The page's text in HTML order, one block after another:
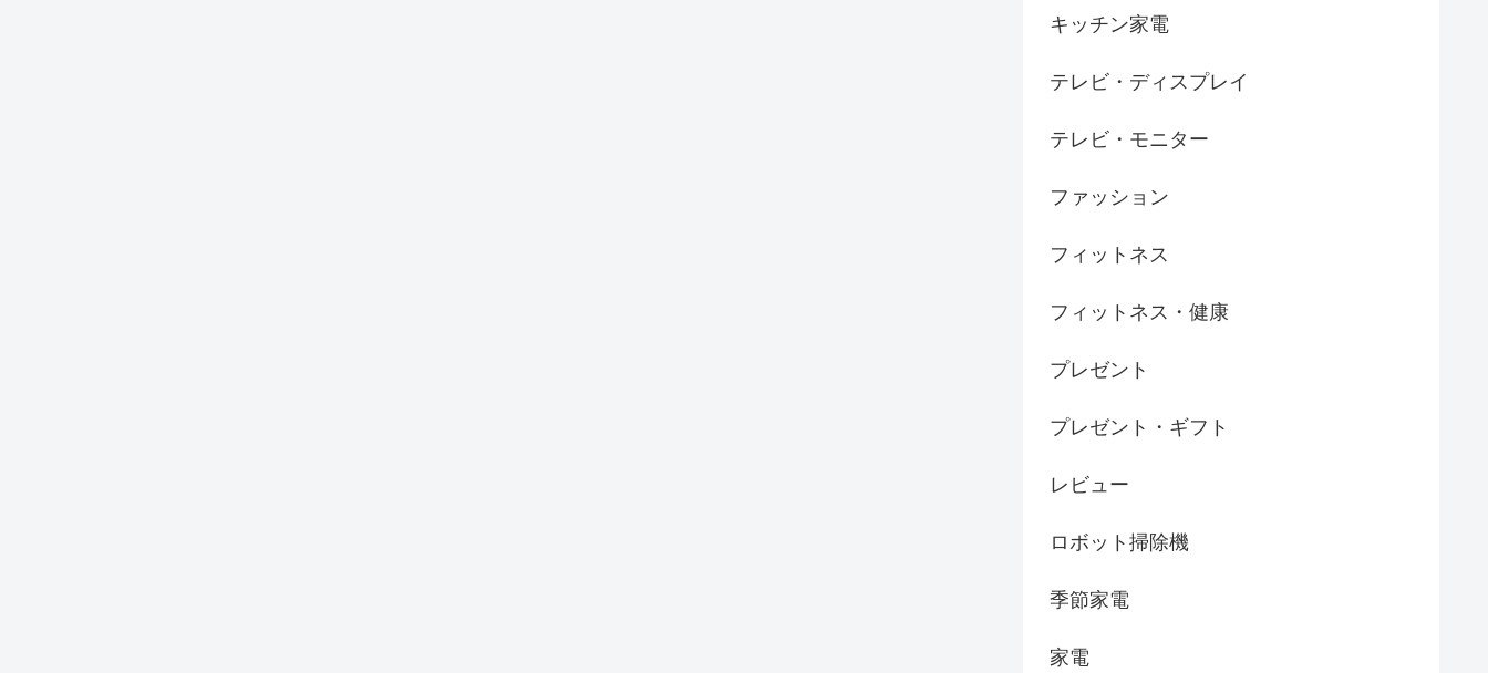
キッチン家電
テレビ・ディスプレイ
テレビ・モニター
ファッション
フィットネス
フィットネス・健康
プレゼント
プレゼント・ギフト
レビュー
ロボット掃除機
季節家電
家電